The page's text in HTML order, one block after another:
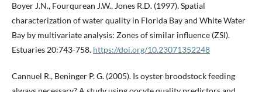
Boyer J.N., Fourqurean J.W., Jones R.D. (1997). Spatial
characterization of water quality in Florida Bay and White Water
Bay by multivariate analysis: Zones of similar influence (ZSI).
Estuaries 20:743-758. https://doi.org/10.23071352248
Cannuel R., Beninger P. G. (2005). Is oyster broodstock feeding